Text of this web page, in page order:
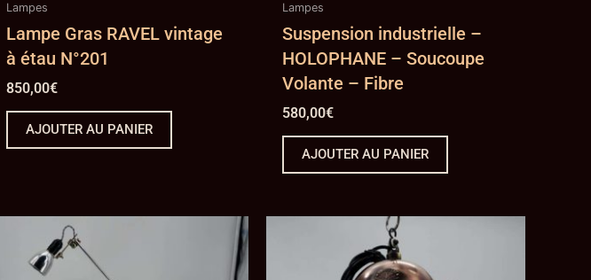
Lampes
Lampe Gras RAVEL vintage
à étau N°201
850,00€
AJOUTER AU PANIER
Lampes
Suspension industrielle –
HOLOPHANE – Soucoupe
Volante – Fibre
580,00€
AJOUTER AU PANIER